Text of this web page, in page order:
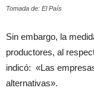
Tomada de: El País
Sin embargo, la
productores, al
indicó: «Las
alternativas».